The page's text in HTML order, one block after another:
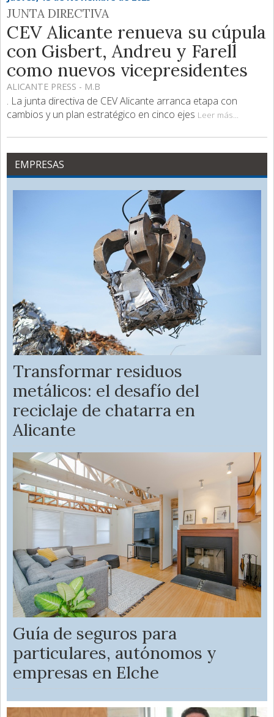
JUNTA DIRECTIVA
CEV Alicante renueva su cúpula
con Gisbert, Andreu y Farell
como nuevos vicepresidentes
ALICANTE PRESS - M.B
. La junta directiva de CEV Alicante arranca etapa con
cambios y un plan estratégico en cinco ejes Leer más...
EMPRESAS
Transformar residuos
metálicos: el desafío del
reciclaje de chatarra en
Alicante
Guía de seguros para
particulares, autónomos y
empresas en Elche